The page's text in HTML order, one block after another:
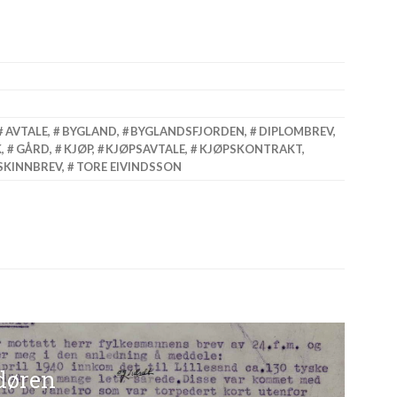
AVTALE, BYGLAND, BYGLANDSFJORDEN, DIPLOMBREV,
, GÅRD, KJØP, KJØPSAVTALE, KJØPSKONTRAKT,
, TORE EIVINDSSON